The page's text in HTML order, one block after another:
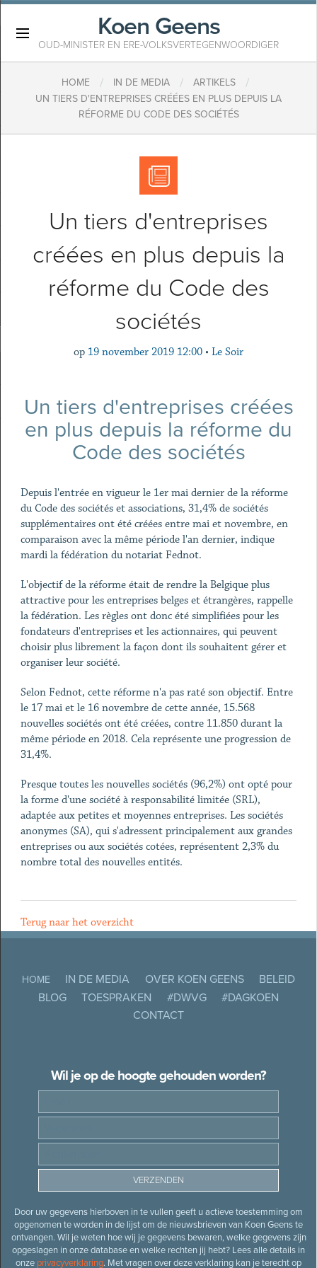
Koen Geens
OUD-MINISTER EN ERE-VOLKSVERTEGENWOORDIGER
HOME / IN DE MEDIA / ARTIKELS /
UN TIERS D'ENTREPRISES CRÉÉES EN PLUS DEPUIS LA
RÉFORME DU CODE DES SOCIÉTÉS
Un tiers d'entreprises
créées en plus depuis la
réforme du Code des
sociétés
op 19 november 2019 12:00 • Le Soir
Un tiers d'entreprises créées
en plus depuis la réforme du
Code des sociétés
Depuis l'entrée en vigueur le 1er mai dernier de la réforme
du Code des sociétés et associations, 31,4% de sociétés
supplémentaires ont été créées entre mai et novembre, en
comparaison avec la même période l'an dernier, indique
mardi la fédération du notariat Fednot.
L'objectif de la réforme était de rendre la Belgique plus
attractive pour les entreprises belges et étrangères, rappelle
la fédération. Les règles ont donc été simplifiées pour les
fondateurs d'entreprises et les actionnaires, qui peuvent
choisir plus librement la façon dont ils souhaitent gérer et
organiser leur société.
Selon Fednot, cette réforme n'a pas raté son objectif. Entre
le 17 mai et le 16 novembre de cette année, 15.568
nouvelles sociétés ont été créées, contre 11.850 durant la
même période en 2018. Cela représente une progression de
31,4%.
Presque toutes les nouvelles sociétés (96,2%) ont opté pour
la forme d'une société à responsabilité limitée (SRL),
adaptée aux petites et moyennes entreprises. Les sociétés
anonymes (SA), qui s'adressent principalement aux grandes
entreprises ou aux sociétés cotées, représentent 2,3% du
nombre total des nouvelles entités.
Terug naar het overzicht
HOME IN DE MEDIA OVER KOEN GEENS
BELEID
BLOG
TOESPRAKEN #DWVG
#DAGKOEN
CONTACT
Wil je op de hoogte gehouden worden?
Door uw gegevens hierboven in te vullen geeft u actieve toestemming om
opgenomen te worden in de lijst om de nieuwsbrieven van Koen Geens te
ontvangen. Wil je weten hoe wij je gegevens bewaren, welke gegevens zijn
opgeslagen in onze database en welke rechten jij hebt? Lees alle details in
onze privacyverklaring. Met vragen over deze verklaring kan je terecht op